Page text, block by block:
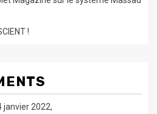
!
janvier 2022,